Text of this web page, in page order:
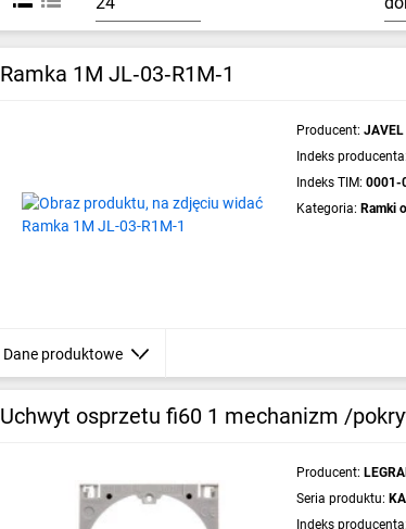
Ramka 1M JL‑03‑R1M‑1
Producent: JAVEL
Indeks producenta:
Indeks TIM: 0001-
Kategoria: Ramki
Dane produktowe
Uchwyt osprzetu fi60 1 mechanizm /
Producent:
Seria produktu:
Indeks producenta: